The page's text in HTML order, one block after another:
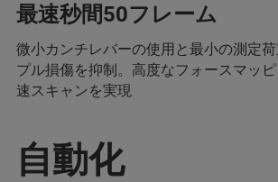
最速秒間50フレーム
微小カンチレバーの使用と最小の測定
プル損傷を抑制。高度なフォースマッ
速スキャンを実現
自動化